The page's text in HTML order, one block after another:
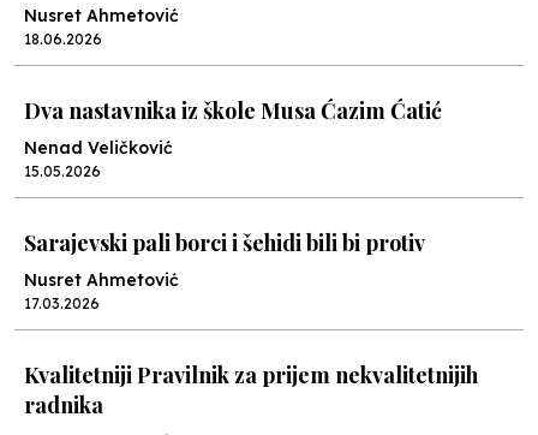
Nusret Ahmetović
18.06.2026
Dva nastavnika iz škole Musa Ćazim Ćatić
Nenad Veličković
15.05.2026
Sarajevski pali borci i šehidi bili bi protiv
Nusret Ahmetović
17.03.2026
Kvalitetniji Pravilnik za prijem nekvalitetnijih
radnika